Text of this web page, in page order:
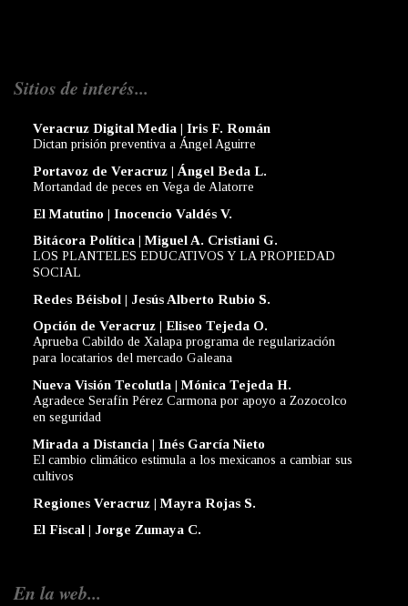
Sitios de interés...
Veracruz Digital Media | Iris F. Román
Dictan prisión preventiva a Ángel Aguirre
Portavoz de Veracruz | Ángel Beda L.
Mortandad de peces en Vega de Alatorre
El Matutino | Inocencio Valdés V.
Bitácora Política | Miguel A. Cristiani G.
LOS PLANTELES EDUCATIVOS Y LA PROPIEDAD
SOCIAL
Redes Béisbol | Jesús Alberto Rubio S.
Opción de Veracruz | Eliseo Tejeda O.
Aprueba Cabildo de Xalapa programa de regularización
para locatarios del mercado Galeana
Nueva Visión Tecolutla | Mónica Tejeda H.
Agradece Serafín Pérez Carmona por apoyo a Zozocolco
en seguridad
Mirada a Distancia | Inés García Nieto
El cambio climático estimula a los mexicanos a cambiar sus
cultivos
Regiones Veracruz | Mayra Rojas S.
El Fiscal | Jorge Zumaya C.
En la web...